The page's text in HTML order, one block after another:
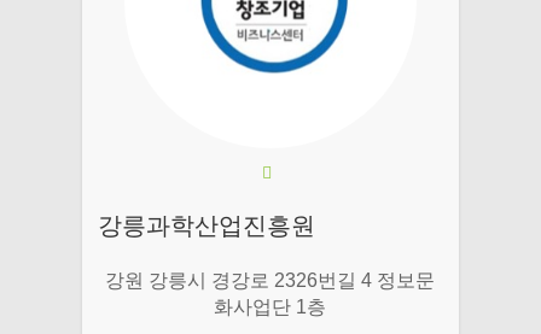
강릉과학산업진흥원
강원 강릉시 경강로 2326번길 4 정보문
화사업단 1층